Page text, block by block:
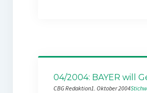
04/2004: BAYER will
CBG Redaktion1. Oktober 2004